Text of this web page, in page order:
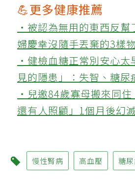
💪更多健康推薦
‧被認為無用的東西反幫
婦慶幸沒隨手丟棄的3樣
‧健檢血糖正常別安心太
見的隱患」：失智、糖尿
‧兒邀84歲寡母搬來同住
還有人照顧」1個月後幻
慢性腎病 高血壓 糖